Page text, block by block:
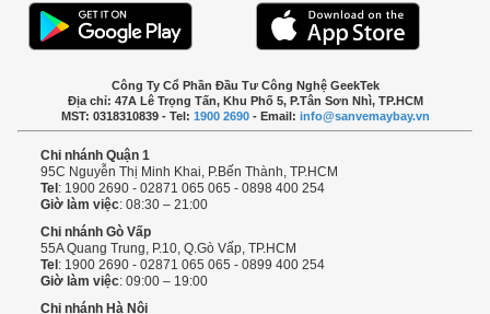
Công Ty Cổ Phần Đầu Tư Công Nghệ GeekTek
Địa chỉ: 47A Lê Trọng Tấn, Khu Phố 5, P.Tân Sơn Nhì, TP.HCM
MST: 0318310839 - Tel: 1900 2690- Email: info@sanvemaybay.vn
Chi nhánh Quận 1
95C Nguyễn Thị Minh Khai, P.Bến Thành, TP.HCM
Tel : 1900 2690 - 02871 065 065 - 0898 400 254
Giờ làm việc: 08:30 – 21:00
Chi nhánh Gò Vấp
55A Quang Trung, P.10, Q.Gò Vấp, TP.HCM
Tel : 1900 2690 - 02871 065 065 - 0899 400 254
Giờ làm việc: 09:00 – 19:00
Chi nhánh Hà Nội